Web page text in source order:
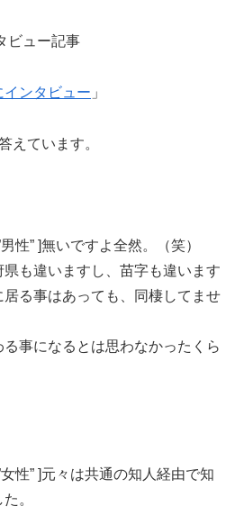
ビュー記事
インタビュー 」
えています。
性” ]無いですよ全然。（笑）
も違いますし、苗字も違います
る事はあっても、同棲してませ
事になるとは思わなかったくら
女性” ]元々は共通の知人経由で知
。